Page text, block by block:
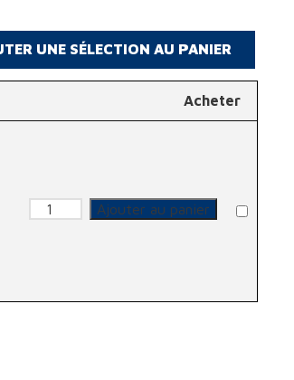
Acheter
quantité de Masque anti-
Ajouter au panier